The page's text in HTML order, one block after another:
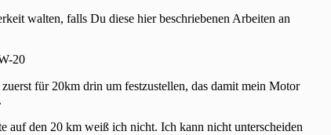
walten, falls Du diese hier beschriebenen Arbeiten an
20
für 20km drin um festzustellen, das damit mein Motor
auf den 20 km weiß ich nicht. Ich kann nicht unterscheiden